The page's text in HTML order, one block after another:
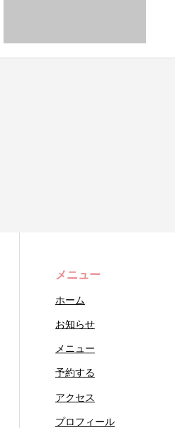
メニュー
ホーム
お知らせ
メニュー
予約する
アクセス
プロフィール